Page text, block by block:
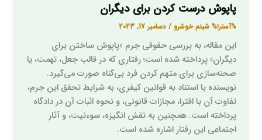
پاپوش درست کردن برای دیگران
%آسترا% شبنم خوشرو/دسامبر 17, 2023
این مقاله، به بررسی حقوقی جرم «پاپوش ساختن برای
دیگران» پرداخته شده است؛ رفتاری که در قالب جعل، تهمت، یا
صحنه‌سازی برای متهم کردن فرد بی‌گناه صورت می‌گیرد.
نویسنده با استناد به قوانین کیفری، به شرایط تحقق این جرم،
تفاوت آن با افترا، مجازات قانونی، و نحوه اثبات آن در دادگاه
پرداخته است. همچنین به نقش انگیزه، سوءنیت، و آثار
اجتماعی این رفتار اشاره شده است.